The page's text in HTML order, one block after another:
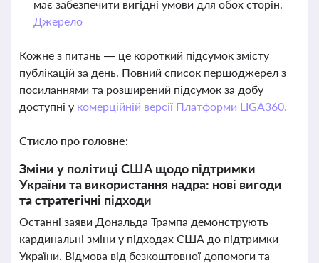
має забезпечити вигідні умови для обох сторін.
Джерело
Кожне з питань — це короткий підсумок змісту
публікацій за день. Повний список першоджерел з
посиланнями та розширений підсумок за добу
доступні у комерційній версії Платформи LIGA360.
Стисло про головне:
Зміни у політиці США щодо підтримки
України та використання надра: нові вигоди
та стратегічні підходи
Останні заяви Дональда Трампа демонструють
кардинальні зміни у підходах США до підтримки
України. Відмова від безкоштовної допомоги та